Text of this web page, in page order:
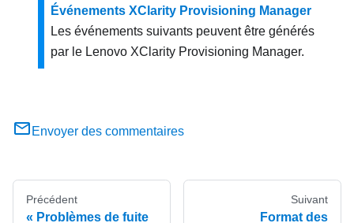
Événements XClarity Provisioning Manager
Les événements suivants peuvent être générés
par le Lenovo XClarity Provisioning Manager.
Envoyer des commentaires
Précédent
Problèmes de fuite
Suivant
Format des